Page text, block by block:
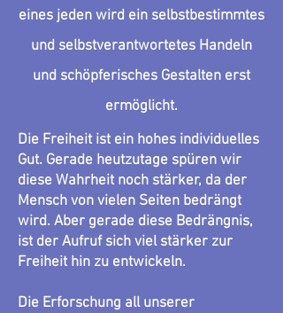
eines jeden wird ein selbst­be­stimmtes
und selbstverantwortetes Handeln
und schöpferisches Gestalten erst
ermöglicht.
Die Freiheit ist ein hohes individuelles
Gut. Gerade heutzutage spüren wir
diese Wahrheit noch stärker, da der
Mensch von vielen Seiten bedrängt
wird. Aber gerade diese Bedrängnis,
ist der Aufruf sich viel stärker zur
Freiheit hin zu entwickeln.
Die Erforschung all unserer